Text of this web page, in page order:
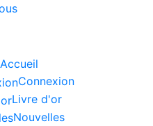
Accueil
Connexion
Livre d'or
Nouvelles